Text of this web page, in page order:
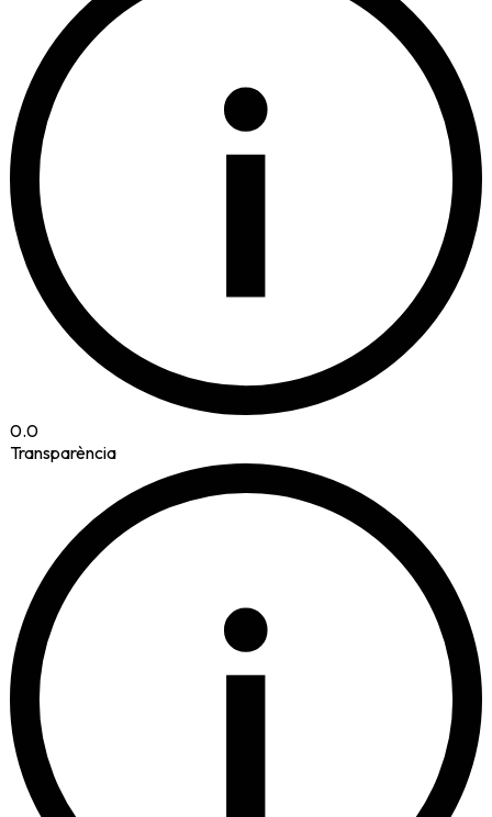
i
0.0
Transparència
i